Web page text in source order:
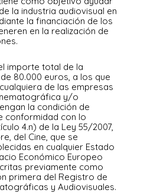
la industria audiovisual en
la financiación de los
en la realización de
importe total de la
80.000 euros, a los que
de las empresas
y/o
la condición de
conformidad con lo
4.n) de la Ley 55/2007,
del Cine, que se
en cualquier Estado
Económico Europeo
previamente como
primera del Registro de
y Audiovisuales.